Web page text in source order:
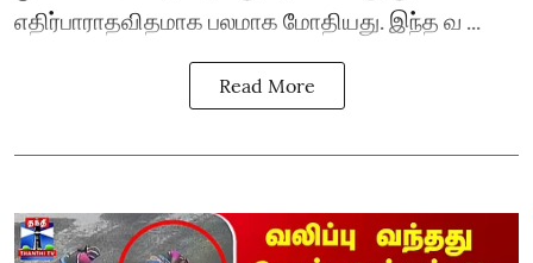
எதிர்பாராதவிதமாக பலமாக மோதியது. இந்த வ ...
Read More